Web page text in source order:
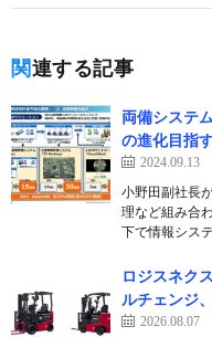
関連する記事
両備システ
の進化目指
2024.09.13
小野田副社長
理など組み合
下で情報シス
ロジスネク
ルチェンジ
2026.08.07